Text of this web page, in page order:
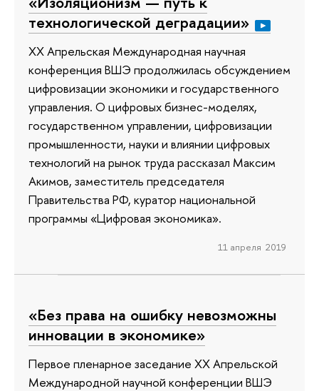
технологической деградации»
XX Апрельская Международная научная
конференция ВШЭ продолжилась обсуждением
цифровизации экономики и государственного
управления. О цифровых бизнес-моделях,
государственном управлении, цифровизации
промышленности, науки и влиянии цифровых
технологий на рынок труда рассказал Максим
Акимов, заместитель председателя
Правительства РФ, куратор национальной
программы «Цифровая экономика».
11 апреля 2019
«Без права на ошибку невозможны
инновации в экономике»
Первое пленарное заседание XX Апрельской
Международной научной конференции ВШЭ